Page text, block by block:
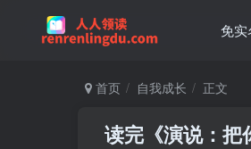
免实
首页 自我成长 正文
读完《演说：把